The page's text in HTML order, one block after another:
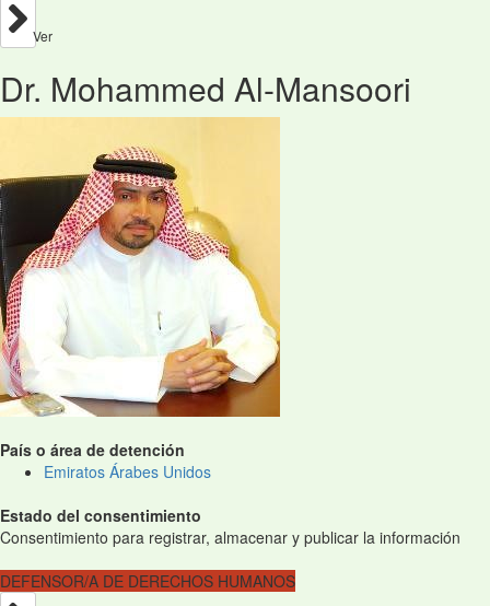
Ver
Dr. Mohammed Al-Mansoori
País o área de detención
Emiratos Árabes Unidos
Estado del consentimiento
Consentimiento para registrar, almacenar y publicar la información
DEFENSOR/A DE DERECHOS HUMANOS